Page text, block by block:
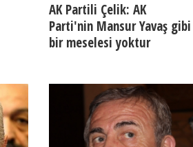
AK Partili Çelik: AK
Parti'nin Mansur Yavaş gibi
bir meselesi yoktur